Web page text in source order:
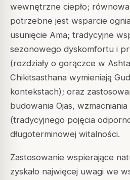
wewnętrzne ciepło;
potrzebne jest wsparcie
usunięcie Ama; tradycyjne
sezonowego dyskomfortu i
(rozdziały o gorączce w
Chikitsasthana wymieniają
kontekstach); oraz
budowania Ojas,
(tradycyjnego pojęcia
długoterminowej witalności.
Zastosowanie wspierające
zyskało najwięcej uwagi we